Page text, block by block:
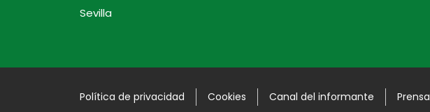
Sevilla
Política de privacidad Cookies Canal del informante Prensa